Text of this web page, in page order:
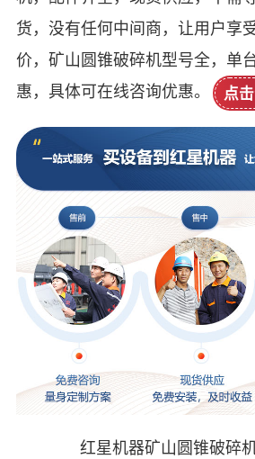
货，没有任何中间商，让用户享
价，矿山圆锥破碎机型号全，单
惠，具体可在线咨询优惠。
点
红星机器矿山圆锥破碎